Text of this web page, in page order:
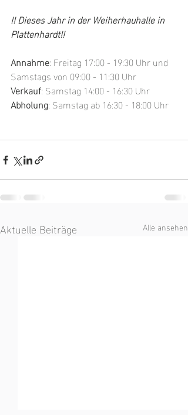
!! Dieses Jahr in der Weiherhauhalle in
Plattenhardt!!
Annahme: Freitag 17:00 - 19:30 Uhr und
Samstags von 09:00 - 11:30 Uhr
Verkauf: Samstag 14:00 - 16:30 Uhr
Abholung: Samstag ab 16:30 - 18:00 Uhr
Aktuelle Beiträge Alle ansehen